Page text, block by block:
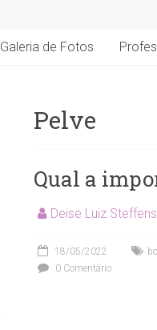
Galeria de Fotos
Pelve
Qual a
Deise Luiz Steffens
18/05/2022
0 Comentário